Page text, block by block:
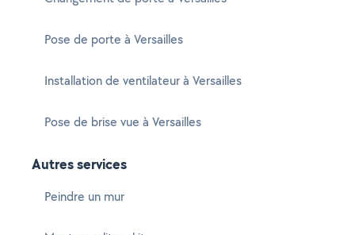
Pose de porte à Versailles
Installation de ventilateur à Versailles
Pose de brise vue à Versailles
Autres services
Peindre un mur